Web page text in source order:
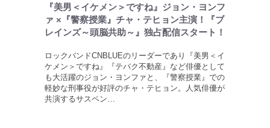
『美男＜イケメン＞ですね』ジョン・ヨンフ
ァ ×『警察授業』チャ・テヒョン主演！『ブ
レインズ～頭脳共助～』独占配信スタート！
ロックバンドCNBLUEのリーダーであり『美男＜イ
ケメン＞ですね』『テバク不動産』など俳優として
も大活躍のジョン・ヨンファと、『警察授業』での
軽妙な刑事役が好評のチャ・テヒョン。人気俳優が
共演するサスペン…